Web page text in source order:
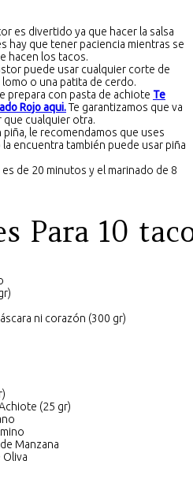
es divertido ya que hacer la salsa
hay que tener paciencia mientras se
hacen los tacos.
puede usar cualquier corte de
o una patita de cerdo.
prepara con pasta de achiote Te
Rojo aqui.Te garantizamos que va
que cualquier otra.
le recomendamos que uses
encuentra también puede usar piña
de 20 minutos y el marinado de 8
Para 10
ni corazón (300 gr)
(25 gr)
Manzana
Oliva